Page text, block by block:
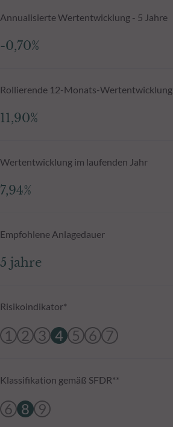
Annualisierte Wertentwicklung - 5 Jahre
-0,70%
Rollierende 12-Monats-Wertentwicklung
11,90%
Wertentwicklung im laufenden Jahr
7,94%
Empfohlene Anlagedauer
5 jahre
Risikoindikator*
1 2 3 4 5 6 7
Klassifikation gemäß SFDR**
6 8 9